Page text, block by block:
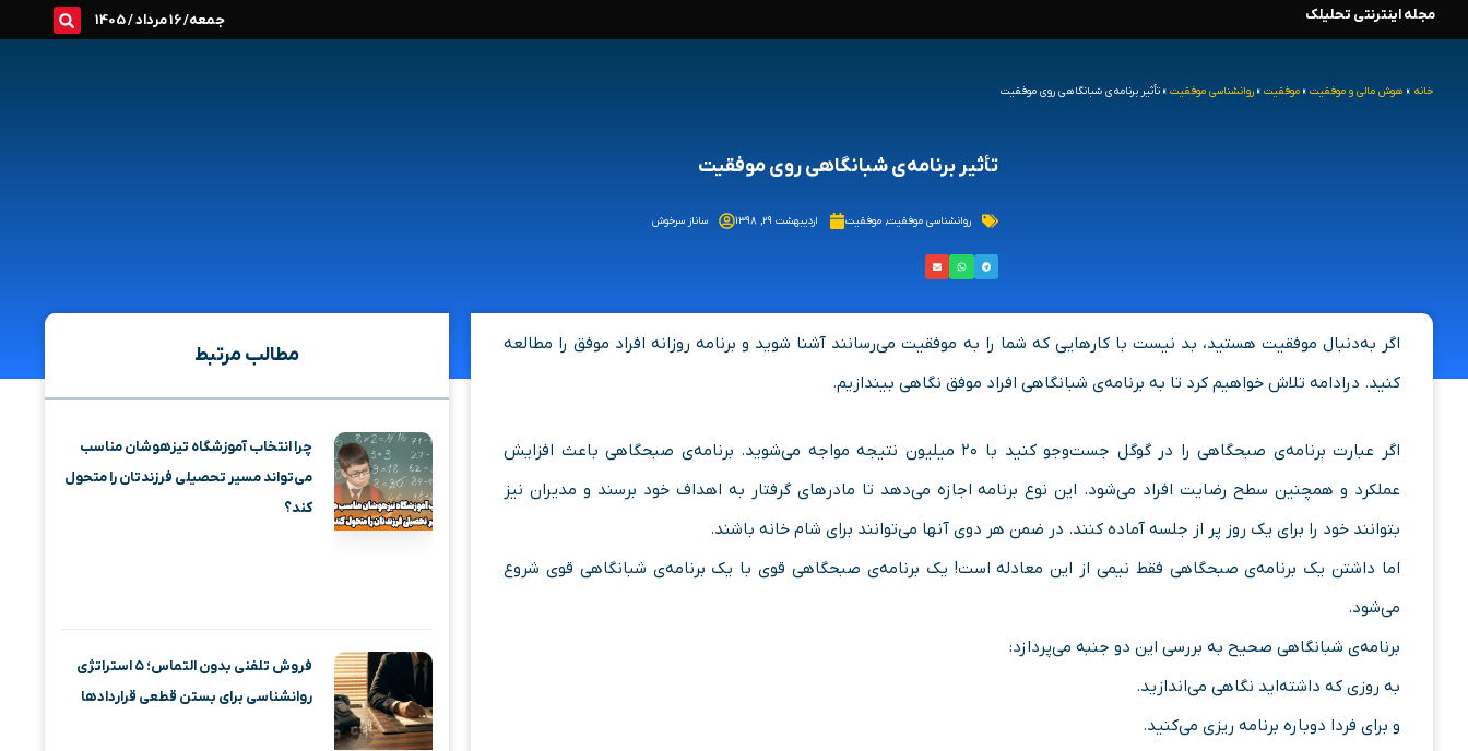
محتوا
مجله اینترنتی تحلیلک جمعه/ 16 مرداد / 1405
خانه » هوش مالی و موفقیت » موفقیت » روانشناسی موفقیت » تأثیر برنامه‌ی شبانگاهی روی موفقیت
تأثیر برنامه‌ی شبانگاهی روی موفقیت
روانشناسی موفقیت, موفقیت اردیبهشت ۲۹, ۱۳۹۸ ساناز سرخوش
اگر به‌دنبال موفقیت هستید، بد نیست با کارهایی که شما را به موفقیت می‌رسانند آشنا شوید و برنامه روزانه افراد موفق را مطالعه
کنید. درادامه تلاش خواهیم کرد تا به برنامه‌ی شبانگاهی افراد موفق نگاهی بیندازیم.
اگر عبارت برنامه‌ی صبحگاهی را در گوگل جست‌وجو کنید با ۲۰ میلیون نتیجه مواجه می‌شوید. برنامه‌ی صبحگاهی باعث افزایش
عملکرد و همچنین سطح رضایت افراد می‌شود. این نوع برنامه اجازه می‌دهد تا مادرهای گرفتار به اهداف خود برسند و مدیران نیز
بتوانند خود را برای یک روز پر از جلسه آماده کنند. در ضمن هر دوی آنها می‌توانند برای شام خانه باشند.
اما داشتن یک برنامه‌ی صبحگاهی فقط نیمی از این معادله است! یک برنامه‌ی صبحگاهی قوی با یک برنامه‌ی شبانگاهی قوی شروع
می‌شود.
برنامه‌ی شبانگاهی صحیح به بررسی این دو جنبه می‌پردازد:
به روزی که داشته‌اید نگاهی می‌اندازید.
و برای فردا دوباره برنامه ریزی می‌کنید.
مطالب مرتبط
چرا انتخاب آموزشگاه تیزهوشان مناسب
می‌تواند مسیر تحصیلی فرزندتان را متحول
کند؟
فروش تلفنی بدون التماس؛ ۵ استراتژی
روانشناسی برای بستن قطعی قراردادها